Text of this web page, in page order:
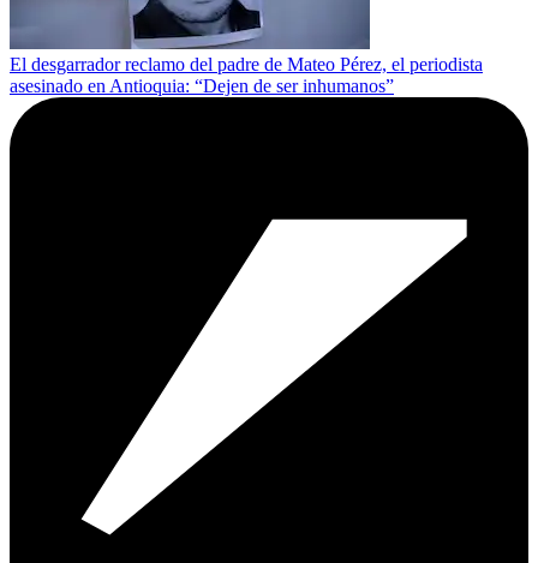
El desgarrador reclamo del padre de Mateo Pérez, el periodista
asesinado en Antioquia: “Dejen de ser inhumanos”